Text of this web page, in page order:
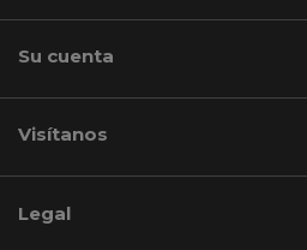
Su cuenta
Visítanos
Legal